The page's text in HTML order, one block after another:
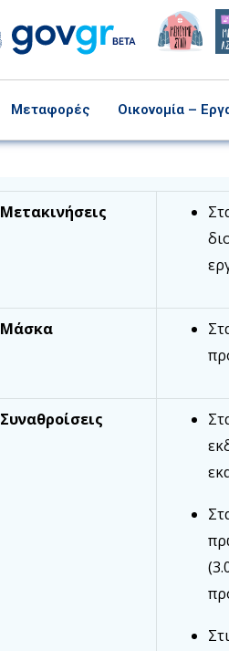
Μεταφορές Οικονομία –
Μετακινήσεις
Μάσκα
Συναθροίσεις